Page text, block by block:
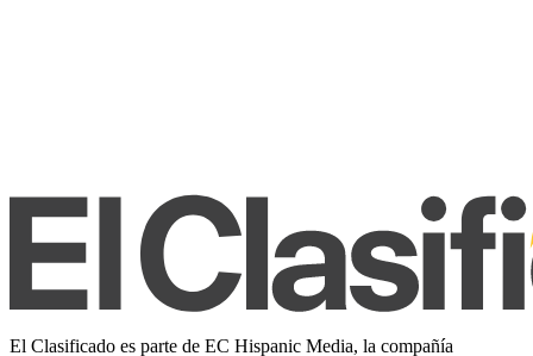
El Clasificado es parte de EC Hispanic Media, la compañía